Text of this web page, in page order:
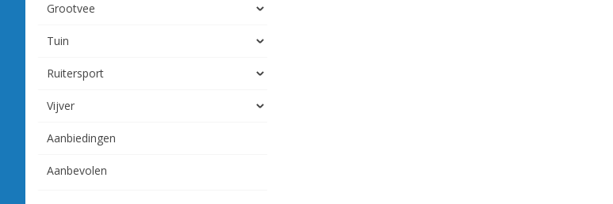
Grootvee
Tuin
Ruitersport
Vijver
Aanbiedingen
Aanbevolen